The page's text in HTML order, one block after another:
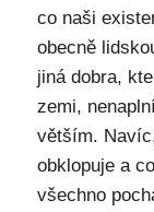
co naši
obecně
jiná dobra,
zemi,
větším.
obklopuje a
všechno